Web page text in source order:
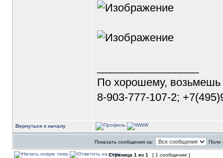
По хорошему,
8-903-777-107-2;
Вернуться к началу
Показать сообщения за: Поле
Страница 1 из 1 [ 1 сообщение ]